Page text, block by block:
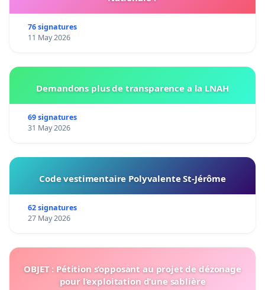
76 signatures
11 May 2026
Demandons plus de transparence a la LNAH
69 signatures
31 May 2026
Code vestimentaire Polyvalente St-Jérôme
62 signatures
27 May 2026
OBJET : Pétition s’opposant au projet de dézonage
pour l’exploitation d’une sablière